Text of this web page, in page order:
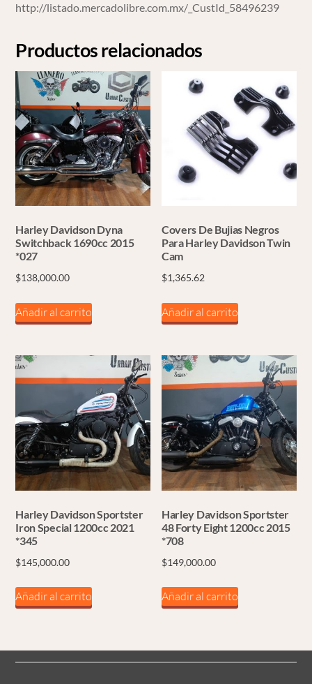
http://listado.mercadolibre.com.mx/_CustId_58496239
Productos relacionados
Harley Davidson Dyna
Switchback 1690cc 2015
*027
$138,000.00
Añadir al carrito
Covers De Bujias Negros
Para Harley Davidson Twin
Cam
$1,365.62
Añadir al carrito
Harley Davidson Sportster
Iron Special 1200cc 2021
*345
$145,000.00
Añadir al carrito
Harley Davidson Sportster
48 Forty Eight 1200cc 2015
*708
$149,000.00
Añadir al carrito